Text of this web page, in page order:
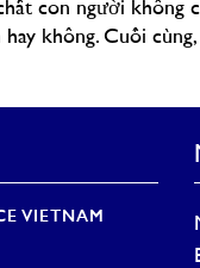
con người không
không. Cuối
VIETNAM